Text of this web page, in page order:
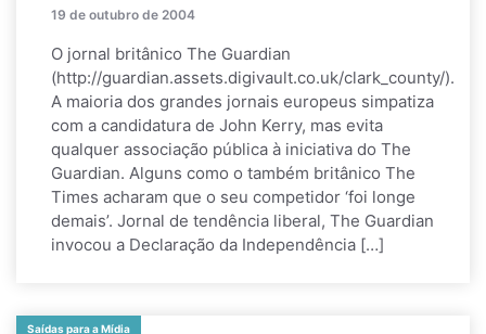
19 de outubro de 2004
O jornal britânico The Guardian
(http://guardian.assets.digivault.co.uk/clark_county/).
A maioria dos grandes jornais europeus simpatiza
com a candidatura de John Kerry, mas evita
qualquer associação pública à iniciativa do The
Guardian. Alguns como o também britânico The
Times acharam que o seu competidor ‘foi longe
demais’. Jornal de tendência liberal, The Guardian
invocou a Declaração da Independência […]
Saídas para a Mídia